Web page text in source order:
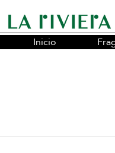
Somos la cadena líder en
Inicio